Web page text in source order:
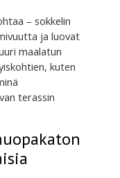
– sokkelin
ja luovat
maalatun
kuten
terassin